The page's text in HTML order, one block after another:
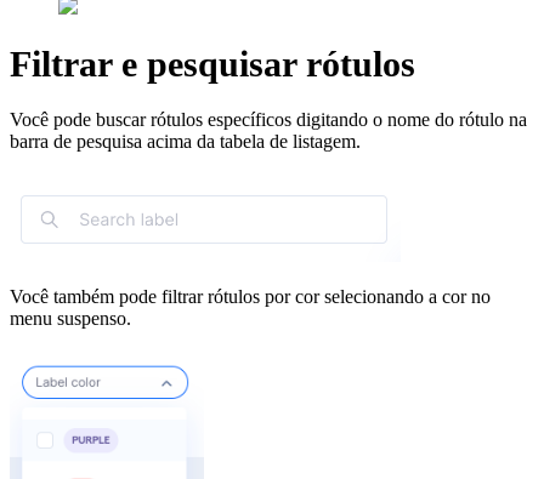
Filtrar e pesquisar rótulos
Você pode buscar rótulos específicos digitando o nome do rótulo na
barra de pesquisa acima da tabela de listagem.
Você também pode filtrar rótulos por cor selecionando a cor no
menu suspenso.